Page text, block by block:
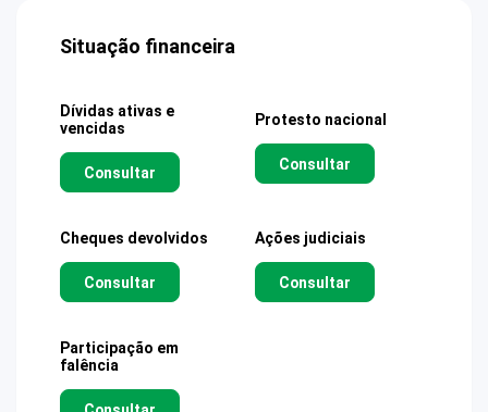
Situação financeira
Dívidas ativas e
vencidas
Consultar
Protesto nacional
Consultar
Cheques devolvidos
Consultar
Ações judiciais
Consultar
Participação em
falência